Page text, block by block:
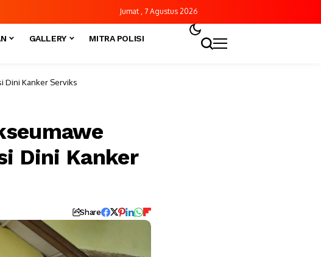
Jumat , 7 Agustus 2026
GALLERY MITRA POLISI
Dini Kanker Serviks
Dini Kanker
Share